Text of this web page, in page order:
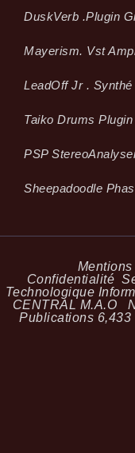
Dusk­Verb .plugin
Mayerism. Vst
LeadOff Jr .
Taiko Drums
PSP
Sheepadoodle
Confidentialité
Technologique
CENTRAL M.A.O
Publications 6,433